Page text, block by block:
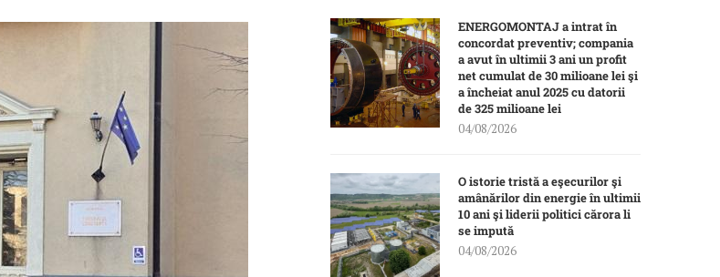
ENERGOMONTAJ a intrat în
concordat preventiv; compania
a avut în ultimii 3 ani un profit
net cumulat de 30 milioane lei şi
a încheiat anul 2025 cu datorii
de 325 milioane lei
04/08/2026
O istorie tristă a eşecurilor şi
amânărilor din energie în ultimii
10 ani şi liderii politici cărora li
se impută
04/08/2026